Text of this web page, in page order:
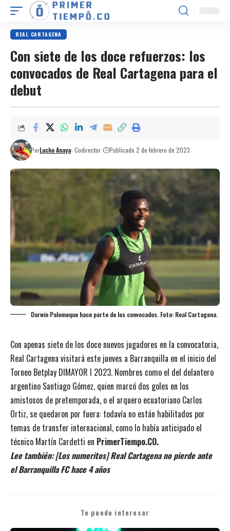
REAL CARTAGENA
Con siete de los doce refuerzos: los
convocados de Real Cartagena para el
debut
PorLucho Anaya- Codirector Publicado 2 de febrero de 2023
Darwin Palomeque hace parte de los convocados. Foto: Real Cartagena.
Con apenas siete de los doce nuevos jugadores en la convocatoria,
Real Cartagena visitará este jueves a Barranquilla en el inicio del
Torneo Betplay DIMAYOR I 2023. Nombres como el del delantero
argentino Santiago Gómez, quien marcó dos goles en los
amistosos de pretemporada, o el arquero ecuatoriano Carlos
Ortiz, se quedaron por fuera: todavía no están habilitados por
temas de transfer internacional, como lo había anticipado el
técnico Martín Cardetti en PrimerTiempo.CO.
Lee también:[Los numeritos] Real Cartagena no pierde ante
el Barranquilla FC hace 4 años
Te puede interesar